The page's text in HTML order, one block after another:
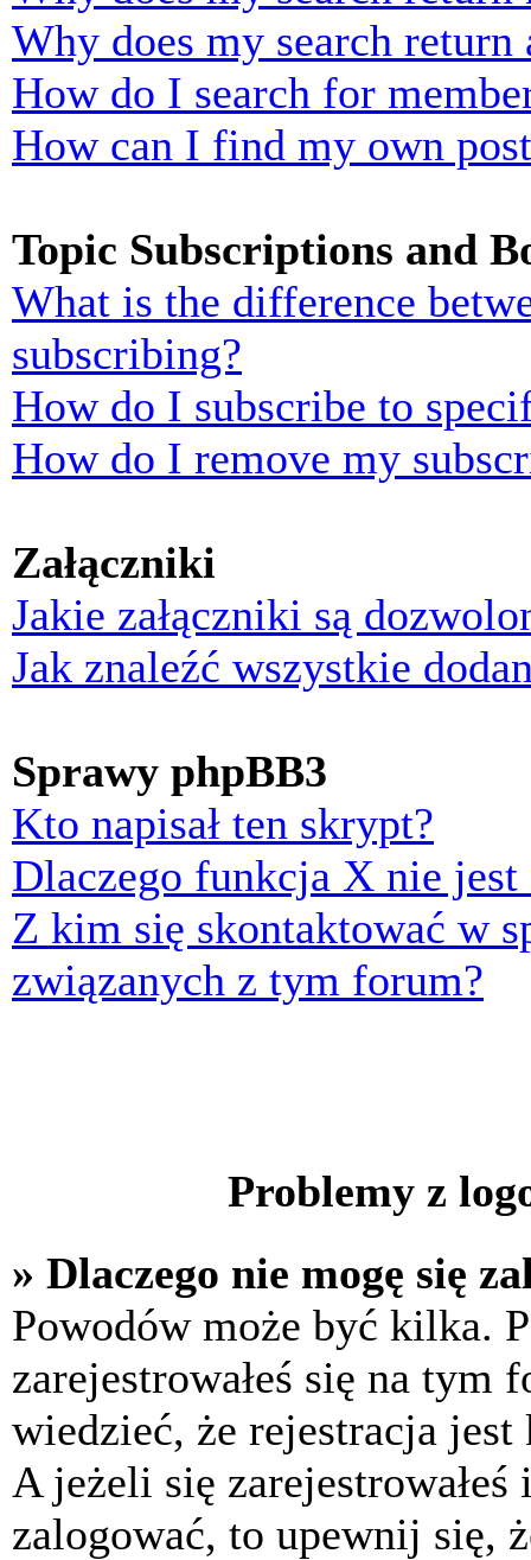
Why does my search return
How do I search for
How can I find my own
Topic Subscriptions and
What is the difference
subscribing?
How do I subscribe to
How do I remove my
Załączniki
Jakie załączniki są
Jak znaleźć wszystkie
Sprawy phpBB3
Kto napisał ten skrypt?
Dlaczego funkcja X nie jest
Z kim się skontaktować w
związanych z tym forum?
Problemy z
» Dlaczego nie mogę się
Powodów może być kilka.
zarejestrowałeś się na tym
wiedzieć, że rejestracja
A jeżeli się
zalogować, to upewnij się,